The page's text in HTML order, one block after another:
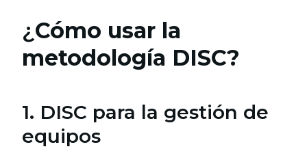
¿Cómo usar la
metodología DISC?
1. DISC para la gestión de
equipos